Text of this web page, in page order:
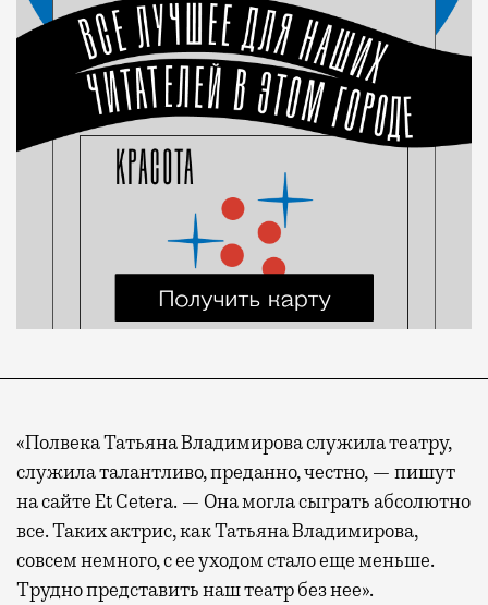
«Полвека Татьяна Владимирова служила театру,
служила талантливо, преданно, честно, — пишут
на сайте Et Cetera. — Она могла сыграть абсолютно
все. Таких актрис, как Татьяна Владимирова,
совсем немного, с ее уходом стало еще меньше.
Трудно представить наш театр без нее».